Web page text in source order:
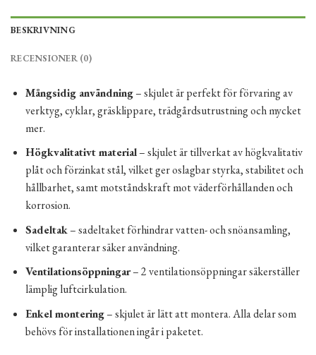
BESKRIVNING
RECENSIONER (0)
Mångsidig användning– skjulet är perfekt för förvaring av
verktyg, cyklar, gräsklippare, trädgårdsutrustning och mycket
mer.
Högkvalitativt material– skjulet är tillverkat av högkvalitativ
plåt och förzinkat stål, vilket ger oslagbar styrka, stabilitet och
hållbarhet, samt motståndskraft mot väderförhållanden och
korrosion.
Sadeltak– sadeltaket förhindrar vatten- och snöansamling,
vilket garanterar säker användning.
Ventilationsöppningar– 2 ventilationsöppningar säkerställer
lämplig luftcirkulation.
Enkel montering– skjulet är lätt att montera. Alla delar som
behövs för installationen ingår i paketet.